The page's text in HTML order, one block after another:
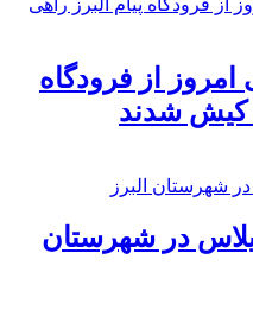
از فرودگاه
کیش شدند
در شهرستان